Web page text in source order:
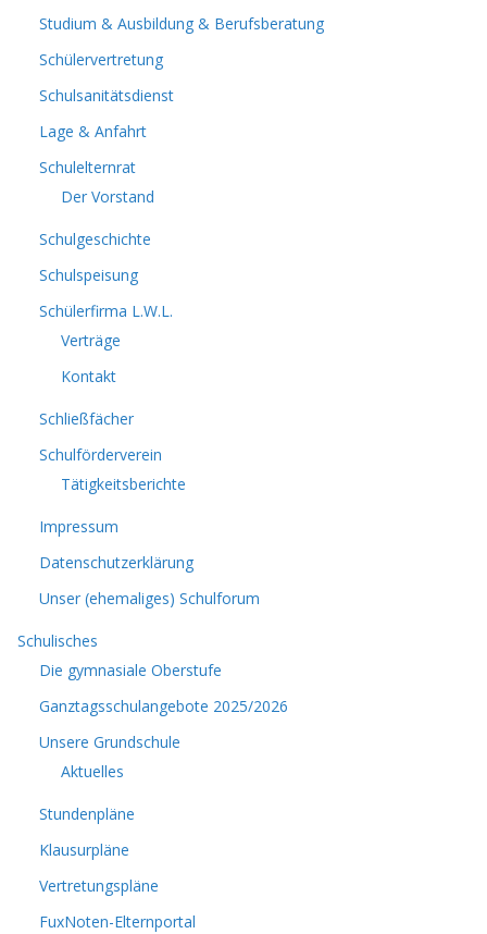
Studium & Ausbildung & Berufsberatung
Schülervertretung
Schulsanitätsdienst
Lage & Anfahrt
Schulelternrat
Der Vorstand
Schulgeschichte
Schulspeisung
Schülerfirma L.W.L.
Verträge
Kontakt
Schließfächer
Schulförderverein
Tätigkeitsberichte
Impressum
Datenschutzerklärung
Unser (ehemaliges) Schulforum
Schulisches
Die gymnasiale Oberstufe
Ganztagsschulangebote 2025/2026
Unsere Grundschule
Aktuelles
Stundenpläne
Klausurpläne
Vertretungspläne
FuxNoten-Elternportal